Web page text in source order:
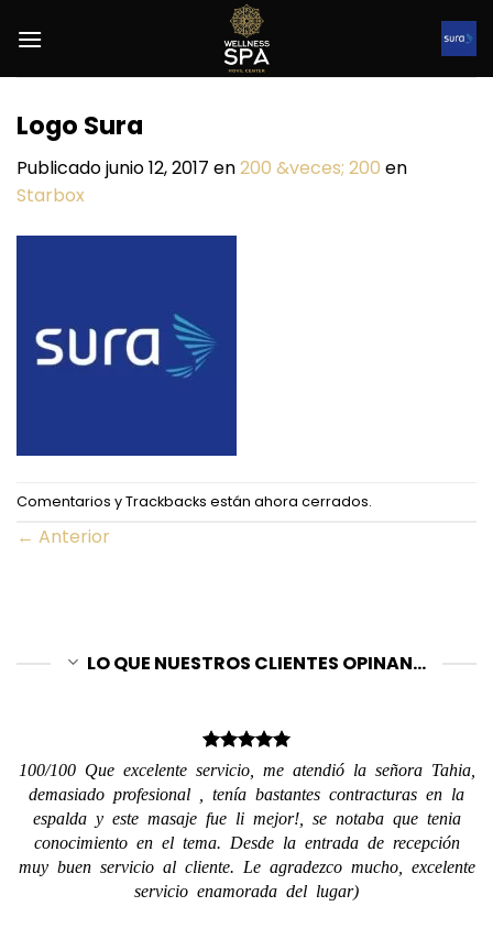
Logo Sura
Publicadojunio 12, 2017 en200 &veces; 200 en
Starbox
Comentarios y Trackbacks están ahora cerrados.
← Anterior
LO QUE NUESTROS CLIENTES OPINAN...
100/100 Que excelente servicio, me atendió la señora Tahia,
demasiado profesional , tenía bastantes contracturas en la
espalda y este masaje fue li mejor!, se notaba que tenia
conocimiento en el tema. Desde la entrada de recepción
muy buen servicio al cliente. Le agradezco mucho, excelente
servicio enamorada del lugar)